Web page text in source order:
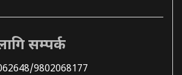
सम्पर्क
9802068177